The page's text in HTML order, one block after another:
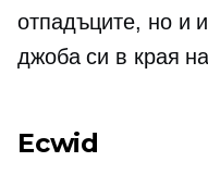
отпадъците, но и
джоба си в края
Ecwid